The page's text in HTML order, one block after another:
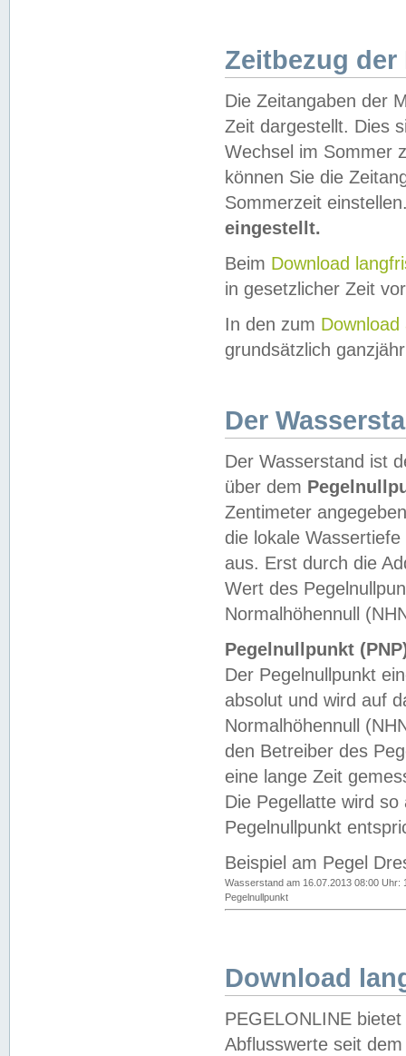
Zeitbezug der
Die Zeitangaben der
Zeit dargestellt. Dies
Wechsel im Sommer
können Sie die
Sommerzeit
eingestellt.
Beim Download
in gesetzlicher Zeit
In den zum Download
grundsätzlich
Der
Der Wasserstand ist
über dem
Zentimeter
die lokale
aus. Erst durch die
Wert des
Normalhöhennull
Pegelnullpunkt
Der Pegelnullpunkt
absolut und wird auf
Normalhöhennull
den Betreiber des
eine lange Zeit
Die Pegellatte wird
Pegelnullpunkt
Beispiel am Pegel
Wasserstand am 16.07.2013 08:00 Uhr:
Pegelnullpunkt
Download
PEGELONLINE
Abflusswerte seit